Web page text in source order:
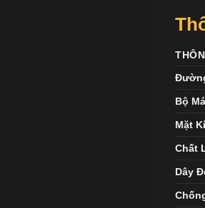
Bộ
Mặt
Chất
Dây